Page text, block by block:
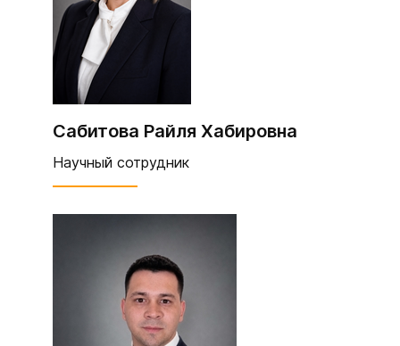
Сабитова Райля Хабировна
Научный сотрудник